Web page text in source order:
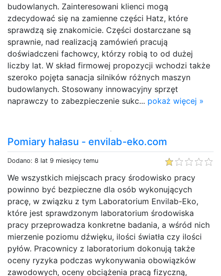
budowlanych. Zainteresowani klienci mogą
zdecydować się na zamienne części Hatz, które
sprawdzą się znakomicie. Części dostarczane są
sprawnie, nad realizacją zamówień pracują
doświadczeni fachowcy, którzy robią to od dużej
liczby lat. W skład firmowej propozycji wchodzi także
szeroko pojęta sanacja silników różnych maszyn
budowlanych. Stosowany innowacyjny sprzęt
naprawczy to zabezpieczenie sukc... pokaż więcej »
Pomiary hałasu - envilab-eko.com
Dodano: 8 lat 9 miesięcy temu
We wszystkich miejscach pracy środowisko pracy
powinno być bezpieczne dla osób wykonujących
pracę, w związku z tym Laboratorium Envilab-Eko,
które jest sprawdzonym laboratorium środowiska
pracy przeprowadza konkretne badania, a wśród nich
mierzenie poziomu dźwięku, ilości światła czy ilości
pyłów. Pracownicy z laboratorium dokonują także
oceny ryzyka podczas wykonywania obowiązków
zawodowych, oceny obciążenia pracą fizyczną,